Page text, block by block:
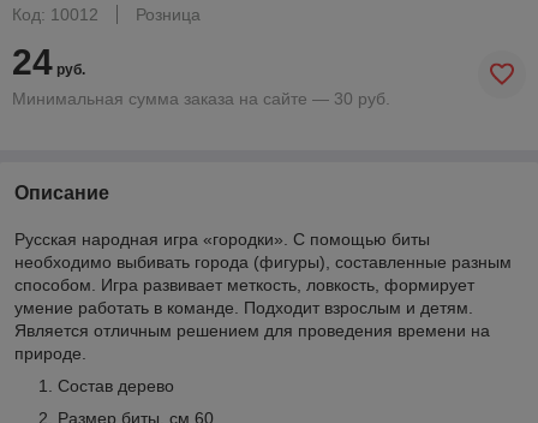
Код: 10012
Розница
24 руб.
Минимальная сумма заказа на сайте — 30 руб.
Описание
Русская народная игра «городки». С помощью биты
необходимо выбивать города (фигуры), составленные разным
способом. Игра развивает меткость, ловкость, формирует
умение работать в команде. Подходит взрослым и детям.
Является отличным решением для проведения времени на
природе.
Состав дерево
Размер биты, см 60